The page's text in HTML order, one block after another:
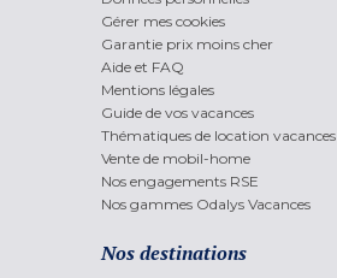
Gérer mes cookies
Garantie prix moins cher
Aide et FAQ
Mentions légales
Guide de vos vacances
Thématiques de location vacances
Vente de mobil-home
Nos engagements RSE
Nos gammes Odalys Vacances
Nos destinations